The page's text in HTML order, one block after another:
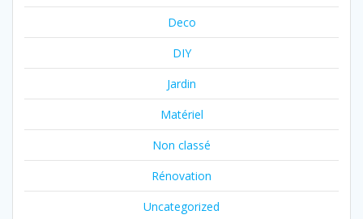
Deco
DIY
Jardin
Matériel
Non classé
Rénovation
Uncategorized